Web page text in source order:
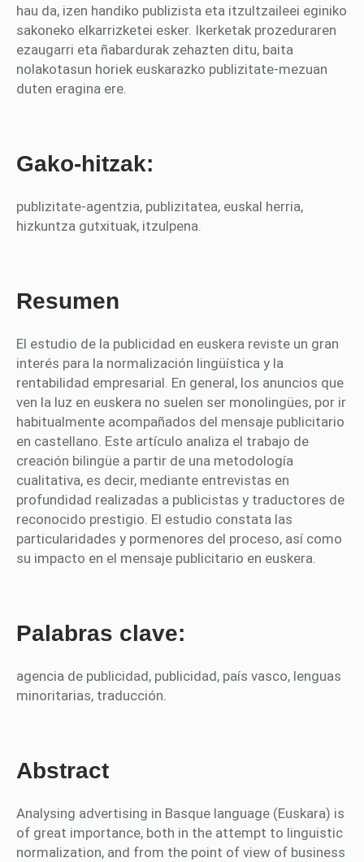
hau da, izen handiko publizista eta itzultzaileei eginiko
sakoneko elkarrizketei esker. Ikerketak prozeduraren
ezaugarri eta ñabardurak zehazten ditu, baita
nolakotasun horiek euskarazko publizitate-mezuan
duten eragina ere.
Gako-hitzak:
publizitate-agentzia, publizitatea, euskal herria,
hizkuntza gutxituak, itzulpena.
Resumen
El estudio de la publicidad en euskera reviste un gran
interés para la normalización lingüística y la
rentabilidad empresarial. En general, los anuncios que
ven la luz en euskera no suelen ser monolingües, por ir
habitualmente acompañados del mensaje publicitario
en castellano. Este artículo analiza el trabajo de
creación bilingüe a partir de una metodología
cualitativa, es decir, mediante entrevistas en
profundidad realizadas a publicistas y traductores de
reconocido prestigio. El estudio constata las
particularidades y pormenores del proceso, así como
su impacto en el mensaje publicitario en euskera.
Palabras clave:
agencia de publicidad, publicidad, país vasco, lenguas
minoritarias, traducción.
Abstract
Analysing advertising in Basque language (Euskara) is
of great importance, both in the attempt to linguistic
normalization, and from the point of view of business